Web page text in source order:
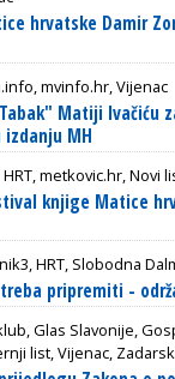
hrvatske Damir
mvinfo.hr, Vijenac
Matiji Ivačiću
izdanju MH
HRT, metkovic.hr, Novi
knjige Matice
HRT, Slobodna
pripremiti -
Glas Slavonije,
list, Vijenac,